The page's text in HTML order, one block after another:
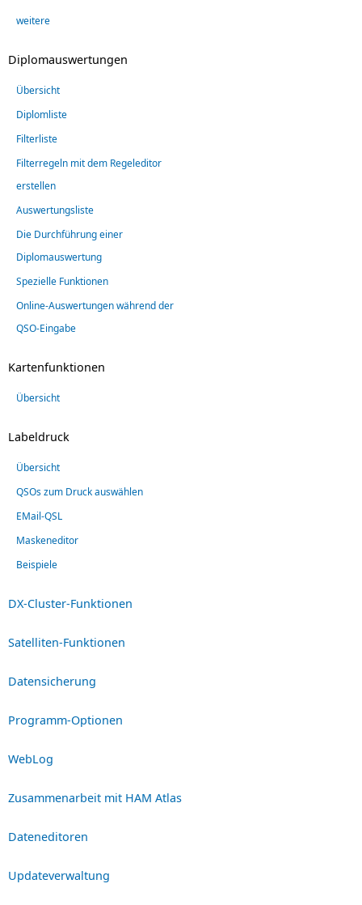
weitere
Diplomauswertungen
Übersicht
Diplomliste
Filterliste
Filterregeln mit dem Regeleditor
erstellen
Auswertungsliste
Die Durchführung einer
Diplomauswertung
Spezielle Funktionen
Online-Auswertungen während der
QSO-Eingabe
Kartenfunktionen
Übersicht
Labeldruck
Übersicht
QSOs zum Druck auswählen
EMail-QSL
Maskeneditor
Beispiele
DX-Cluster-Funktionen
Satelliten-Funktionen
Datensicherung
Programm-Optionen
WebLog
Zusammenarbeit mit HAM Atlas
Dateneditoren
Updateverwaltung